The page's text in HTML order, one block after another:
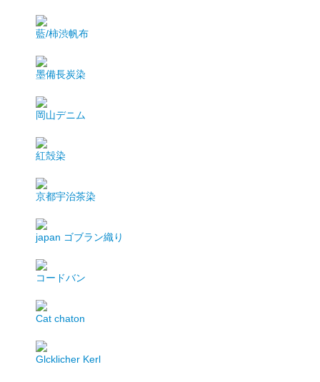
藍/柿渋帆布
墨備長炭染
岡山デニム
紅殻染
京都宇治茶染
japan ゴブラン織り
コードバン
Cat chaton
Glcklicher Kerl